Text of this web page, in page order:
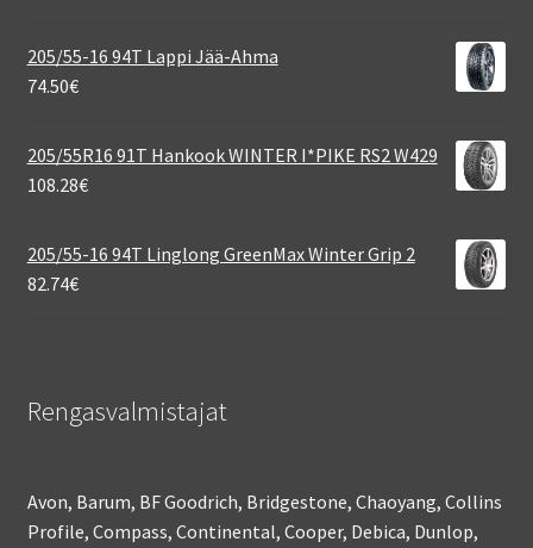
205/55-16 94T Lappi Jää-Ahma
74.50€
205/55R16 91T Hankook WINTER I*PIKE RS2 W429
108.28€
205/55-16 94T Linglong GreenMax Winter Grip 2
82.74€
Rengasvalmistajat
Avon, Barum, BF Goodrich, Bridgestone, Chaoyang, Collins
Profile, Compass, Continental, Cooper, Debica, Dunlop,